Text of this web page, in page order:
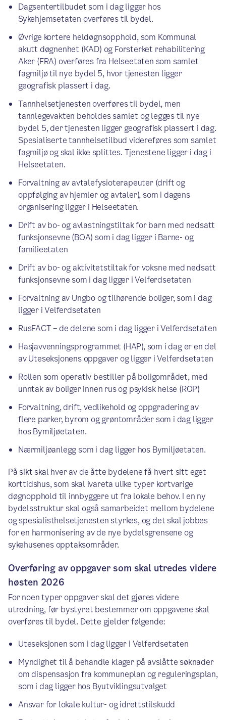
Dagsentertilbudet som i dag ligger hos
Sykehjemsetaten overføres til bydel.
Øvrige kortere heldøgnsopphold, som Kommunal
akutt døgnenhet (KAD) og Forsterket rehabilitering
Aker (FRA) overføres fra Helseetaten som samlet
fagmiljø til nye bydel 5, hvor tjenesten ligger
geografisk plassert i dag.
Tannhelsetjenesten overføres til bydel, men
tannlegevakten beholdes samlet og legges til nye
bydel 5, der tjenesten ligger geografisk plassert i dag.
Spesialiserte tannhelsetilbud videreføres som samlet
fagmiljø og skal ikke splittes. Tjenestene ligger i dag i
Helseetaten.
Forvaltning av avtalefysioterapeuter (drift og
oppfølging av hjemler og avtaler), som i dagens
organisering ligger i Helseetaten.
Drift av bo- og avlastningstiltak for barn med nedsatt
funksjonsevne (BOA) som i dag ligger i Barne- og
familieetaten
Drift av bo- og aktivitetstiltak for voksne med nedsatt
funksjonsevne som i dag ligger i Velferdsetaten
Forvaltning av Ungbo og tilhørende boliger, som i dag
ligger i Velferdsetaten
RusFACT – de delene som i dag ligger i Velferdsetaten
Hasjavvenningsprogrammet (HAP), som i dag er en del
av Uteseksjonens oppgaver og ligger i Velferdsetaten
Rollen som operativ bestiller på boligområdet, med
unntak av boliger innen rus og psykisk helse (ROP)
Forvaltning, drift, vedlikehold og oppgradering av
flere parker, byrom og grøntområder som i dag ligger
hos Bymiljøetaten.
Nærmiljøanlegg som i dag ligger hos Bymiljøetaten.
På sikt skal hver av de åtte bydelene få hvert sitt eget
korttidshus, som skal ivareta ulike typer kortvarige
døgnopphold til innbyggere ut fra lokale behov. I en ny
bydelsstruktur skal også samarbeidet mellom bydelene
og spesialisthelsetjenesten styrkes, og det skal jobbes
for en harmonisering av de nye bydelsgrensene og
sykehusenes opptaksområder.
Overføring av oppgaver som skal utredes videre
høsten 2026
For noen typer oppgaver skal det gjøres videre
utredning, før bystyret bestemmer om oppgavene skal
overføres til bydel. Dette gjelder følgende:
Uteseksjonen som i dag ligger i Velferdsetaten ​
Myndighet til å behandle klager på avslåtte søknader
om dispensasjon fra kommuneplan og reguleringsplan,
som i dag ligger hos Byutviklingsutvalget​
Ansvar for lokale kultur- og idrettstilskudd​